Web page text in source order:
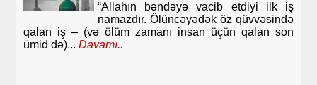
“Allahın bəndəyə vacib etdiyi ilk iş
namazdır. Ölüncəyədək öz qüvvəsində
qalan iş – (və ölüm zamanı insan üçün qalan son
ümid də)... Davamı..